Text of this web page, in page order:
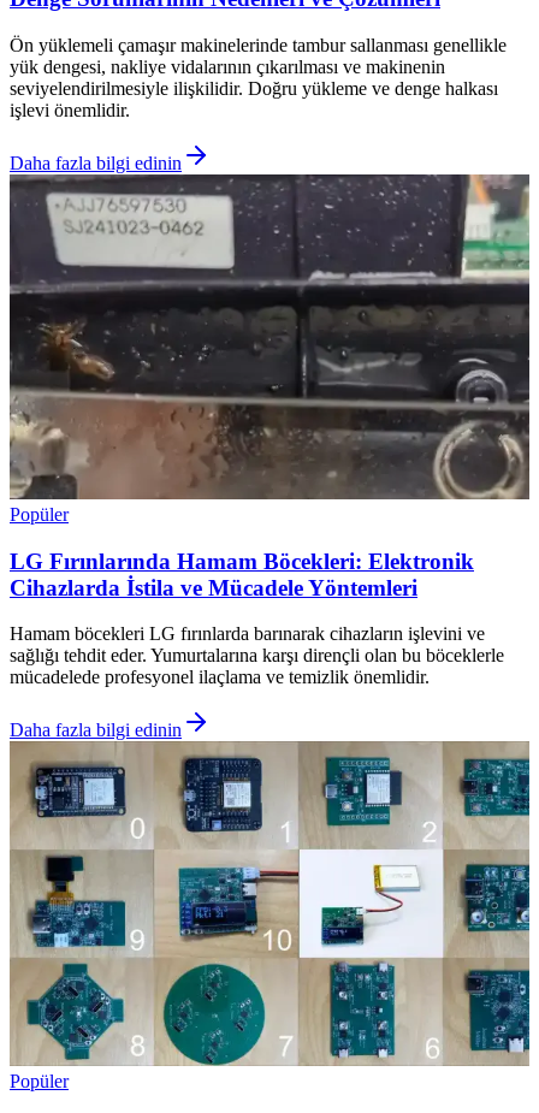
Ön yüklemeli çamaşır makinelerinde tambur sallanması genellikle
yük dengesi, nakliye vidalarının çıkarılması ve makinenin
seviyelendirilmesiyle ilişkilidir. Doğru yükleme ve denge halkası
işlevi önemlidir.
Daha fazla bilgi edinin
Popüler
LG Fırınlarında Hamam Böcekleri: Elektronik
Cihazlarda İstila ve Mücadele Yöntemleri
Hamam böcekleri LG fırınlarda barınarak cihazların işlevini ve
sağlığı tehdit eder. Yumurtalarına karşı dirençli olan bu böceklerle
mücadelede profesyonel ilaçlama ve temizlik önemlidir.
Daha fazla bilgi edinin
Popüler